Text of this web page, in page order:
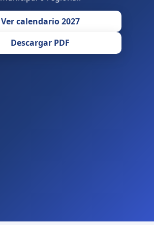
Ver calendario 2027
Descargar PDF